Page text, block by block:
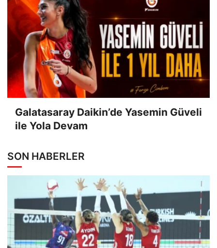
Galatasaray Daikin’de Yasemin Güveli
ile Yola Devam
SON HABERLER